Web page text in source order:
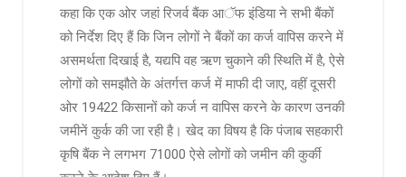
कहा कि एक ओर जहां रिजर्व बैंक आॅफ इंडिया ने सभी बैंकों
को निर्देश दिए हैं कि जिन लोगों ने बैंकों का कर्ज वापिस करने में
असमर्थता दिखाई है, यद्यपि वह ऋण चुकाने की स्थिति में है, ऐसे
लोगों को समझौते के अंतर्गत्त कर्ज में माफी दी जाए, वहीं दूसरी
ओर 19422 किसानों को कर्ज न वापिस करने के कारण उनकी
जमीनें कुर्क की जा रही है। खेद का विषय है कि पंजाब सहकारी
कृषि बैंक ने लगभग 71000 ऐसे लोगों को जमीन की कुर्की